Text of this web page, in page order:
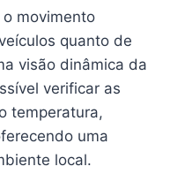
movimento
quanto de
visão dinâmica da
verificar as
temperatura,
uma
local.